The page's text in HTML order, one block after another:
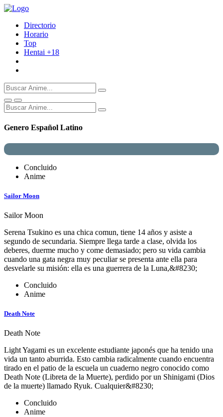
Directorio
Horario
Top
Hentai +18
Genero Español Latino
Concluido
Anime
Sailor Moon
Sailor Moon
Serena Tsukino es una chica comun, tiene 14 años y asiste a
segundo de secundaria. Siempre llega tarde a clase, olvida los
deberes, duerme mucho y come demasiado; pero su vida cambia
cuando una gata negra muy peculiar se presenta ante ella para
desvelarle su misión: ella es una guerrera de la Luna,&#8230;
Concluido
Anime
Death Note
Death Note
Light Yagami es un excelente estudiante japonés que ha tenido una
vida un tanto aburrida. Esto cambia radicalmente cuando encuentra
tirado en el patio de la escuela un cuaderno negro conocido como
Death Note (Libreta de la Muerte), perdido por un Shinigami (Dios
de la muerte) llamado Ryuk. Cualquier&#8230;
Concluido
Anime